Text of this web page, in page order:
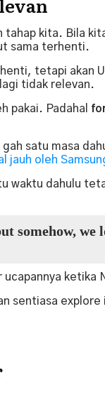
kita. Bila
sama terhenti.
tetapi akan
tidak relevan.
pakai. Padahal
satu masa
jauh oleh
waktu dahulu
somehow, we
ucapannya
sentiasa explore